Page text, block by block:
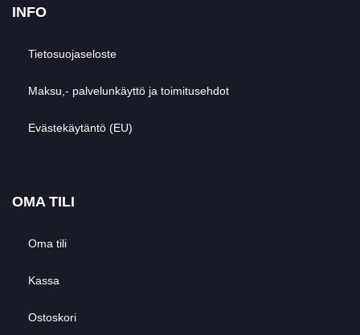
INFO
Tietosuojaseloste
Maksu,- palvelunkäyttö ja toimitusehdot
Evästekäytäntö (EU)
OMA TILI
Oma tili
Kassa
Ostoskori